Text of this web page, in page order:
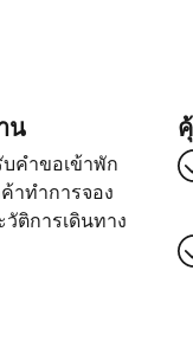
น
คำขอเข้าพัก
าทำการจอง
วัติการเดินทาง